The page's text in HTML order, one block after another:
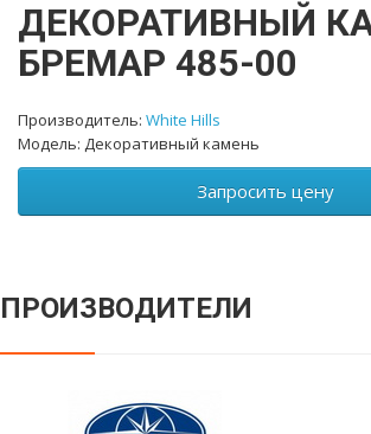
ДЕКОРАТИВНЫЙ
БРЕМАР 485-00
Производитель: White Hills
Модель: Декоративный камень
Запросить цену
ПРОИЗВОДИТЕЛИ